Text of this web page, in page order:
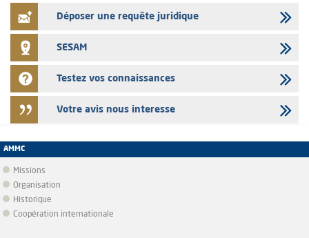
Déposer une requête juridique
SESAM
Testez vos connaissances
Votre avis nous interesse
AMMC
Missions
Organisation
Historique
Coopération internationale